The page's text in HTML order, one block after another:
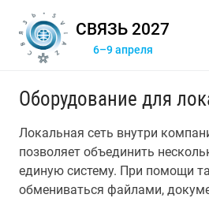
СВЯЗЬ 2027
6–9 апреля
Оборудование для
Локальная сеть внутри
позволяет объединить
единую систему. При помощи
обмениваться файлами,